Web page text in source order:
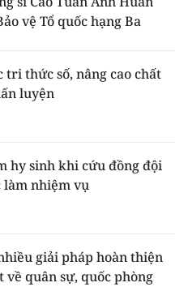
vệ Tổ quốc hạng Ba
tri thức số, nâng cao chất
luyện
hy sinh khi cứu đồng đội
nhiệm vụ
giải pháp hoàn thiện
về quân sự, quốc phòng